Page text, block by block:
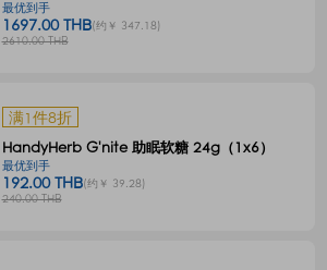
最优到手
1697.00 THB(约￥ 347.18)
2610.00 THB
满1件8折
HandyHerb G'nite 助眠软糖 24g（1x6）
最优到手
192.00 THB(约￥ 39.28)
240.00 THB